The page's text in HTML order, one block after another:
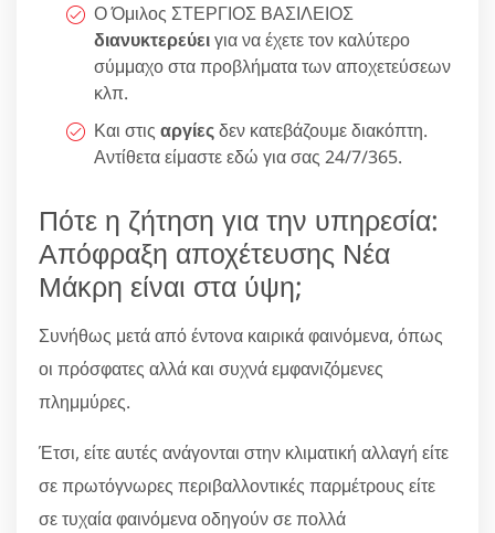
Ο Όμιλος ΣΤΕΡΓΙΟΣ ΒΑΣΙΛΕΙΟΣ
διανυκτερεύειγια να έχετε τον καλύτερο
σύμμαχο στα προβλήματα των αποχετεύσεων
κλπ.
Και στις αργίεςδεν κατεβάζουμε διακόπτη.
Αντίθετα είμαστε εδώ για σας 24/7/365.
Πότε η ζήτηση για την υπηρεσία:
Απόφραξη αποχέτευσης Νέα
Μάκρη είναι στα ύψη;
Συνήθως μετά από έντονα καιρικά φαινόμενα, όπως
οι πρόσφατες αλλά και συχνά εμφανιζόμενες
πλημμύρες.
Έτσι, είτε αυτές ανάγονται στην κλιματική αλλαγή είτε
σε πρωτόγνωρες περιβαλλοντικές παρμέτρους είτε
σε τυχαία φαινόμενα οδηγούν σε πολλά